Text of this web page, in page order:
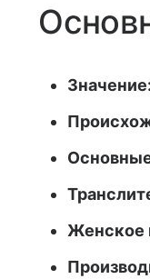
Значение:
Женское